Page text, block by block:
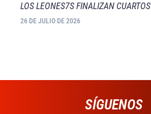
LOS LEONES7S FINALIZAN CUARTOS
26 DE JULIO DE 2026
SÍGUENOS